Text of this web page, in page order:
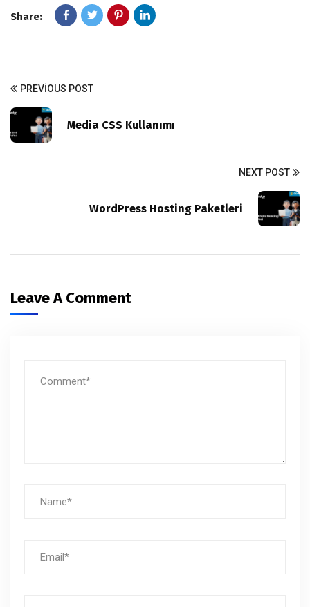
Share:
PREVIOUS POST
Media CSS Kullanımı
NEXT POST
WordPress Hosting Paketleri
Leave A Comment